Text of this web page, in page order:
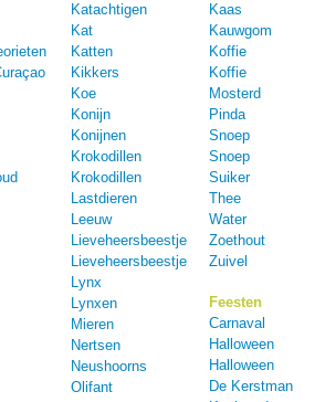
Katachtigen
Kat
Katten
Kikkers
Koe
Konijn
Konijnen
Krokodillen
Krokodillen
Lastdieren
Leeuw
Lieveheersbeestje
Lieveheersbeestje
Lynx
Lynxen
Mieren
Nertsen
Neushoorns
Olifant
Kaas
Kauwgom
Koffie
Koffie
Mosterd
Pinda
Snoep
Snoep
Suiker
Thee
Water
Zoethout
Zuivel
Feesten
Carnaval
Halloween
Halloween
De Kerstman